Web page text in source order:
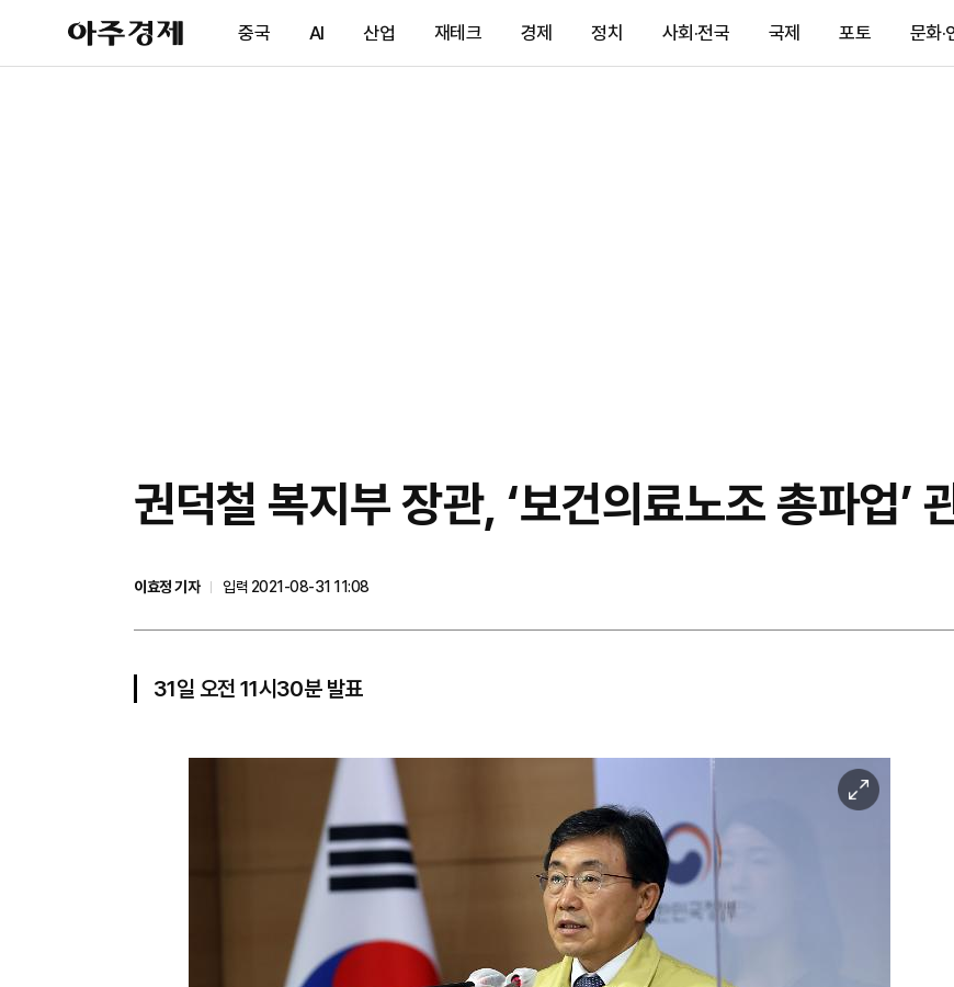
아
주
제
중국 AI 산업 재테크 경제 정치 사회·전국 국제 포토 문화·
권덕철 복지부 장관, ‘보건의료노조 총파업’
이효정 기자
입력 2021-08-31 11:08
31일 오전 11시30분 발표
이
미